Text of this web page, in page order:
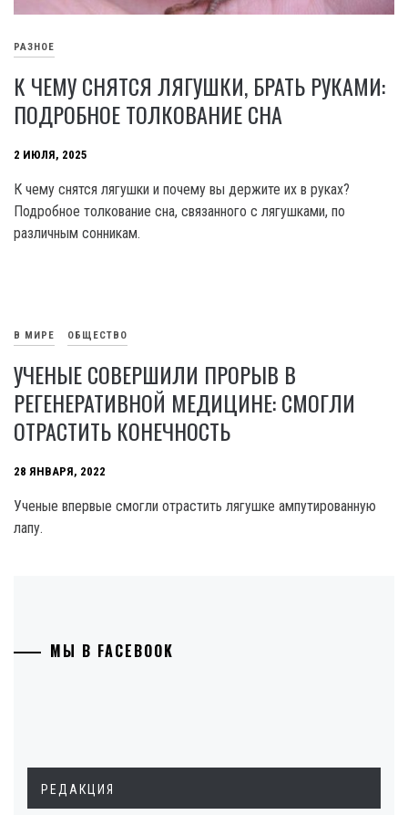
РАЗНОЕ
К ЧЕМУ СНЯТСЯ ЛЯГУШКИ, БРАТЬ РУКАМИ:
ПОДРОБНОЕ ТОЛКОВАНИЕ СНА
2 ИЮЛЯ, 2025
К чему снятся лягушки и почему вы держите их в руках?
Подробное толкование сна, связанного с лягушками, по
различным сонникам.
В МИРЕ ОБЩЕСТВО
УЧЕНЫЕ СОВЕРШИЛИ ПРОРЫВ В
РЕГЕНЕРАТИВНОЙ МЕДИЦИНЕ: СМОГЛИ
ОТРАСТИТЬ КОНЕЧНОСТЬ
28 ЯНВАРЯ, 2022
Ученые впервые смогли отрастить лягушке ампутированную
лапу.
МЫ В FACEBOOK
РЕДАКЦИЯ